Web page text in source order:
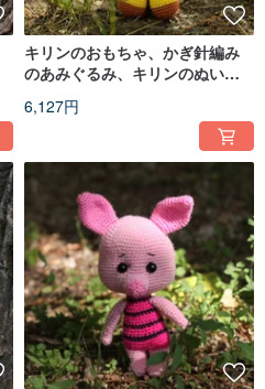
キリンのおもちゃ、かぎ針編み
のあみぐるみ、キリンのぬいぐ
6,127円